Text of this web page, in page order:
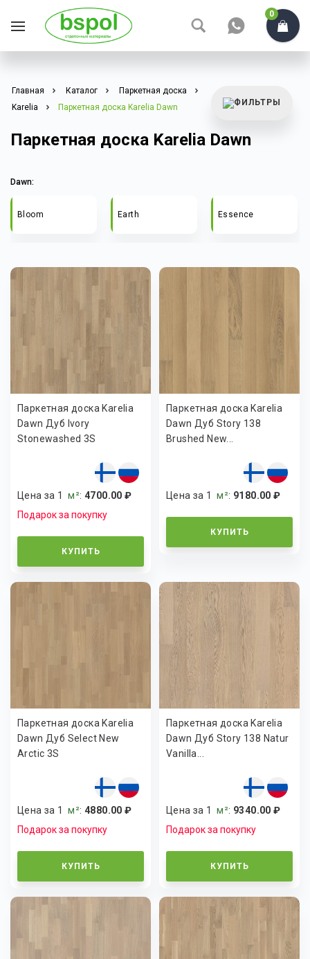
0
Главная Каталог
Паркетная доска
Karelia
Паркетная доска Karelia Dawn
Паркетная доска Karelia Dawn
Dawn:
Bloom Earth Essence
Паркетная доска Karelia
Dawn Дуб Ivory
Stonewashed 3S
Цена за 1м²:4700.00 ₽
Подарок за покупку
КУПИТЬ
Паркетная доска Karelia
Dawn Дуб Story 138
Brushed New...
Цена за 1м²: 9180.00 ₽
КУПИТЬ
Паркетная доска Karelia
Dawn Дуб Select New
Arctic 3S
Цена за 1м²:4880.00 ₽
Подарок за покупку
КУПИТЬ
Паркетная доска Karelia
Dawn Дуб Story 138 Natur
Vanilla...
Цена за 1м²: 9340.00 ₽
Подарок за покупку
КУПИТЬ